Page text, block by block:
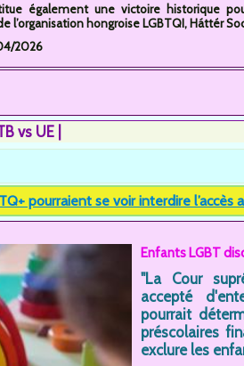
également une victoire historique
l’organisation hongroise LGBTQI, Háttér
2026
vs UE
pourraient se voir interdire l’accès
Enfants LGBT
"La Cour
accepté
pourrait
préscolaires
exclure les